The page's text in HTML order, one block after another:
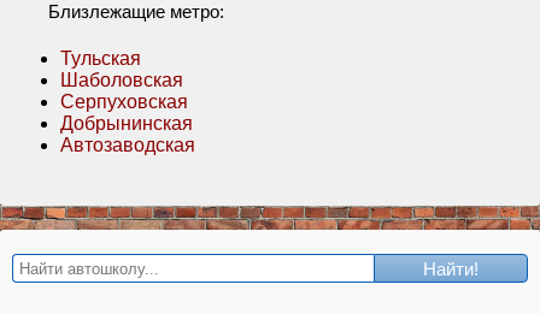
Близлежащие метро:
Тульская
Шаболовская
Серпуховская
Добрынинская
Автозаводская
Найти!